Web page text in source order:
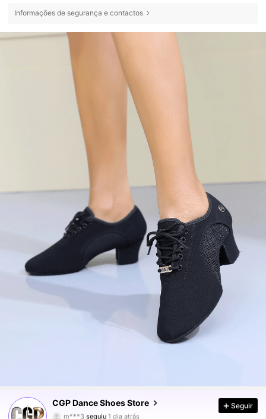
Informações de segurança e contactos
CGP Dance Shoes Store
4,82 2.4K Seguidores
m***3seguiu1 dia atrás
o***qestá a navegar
Seguir